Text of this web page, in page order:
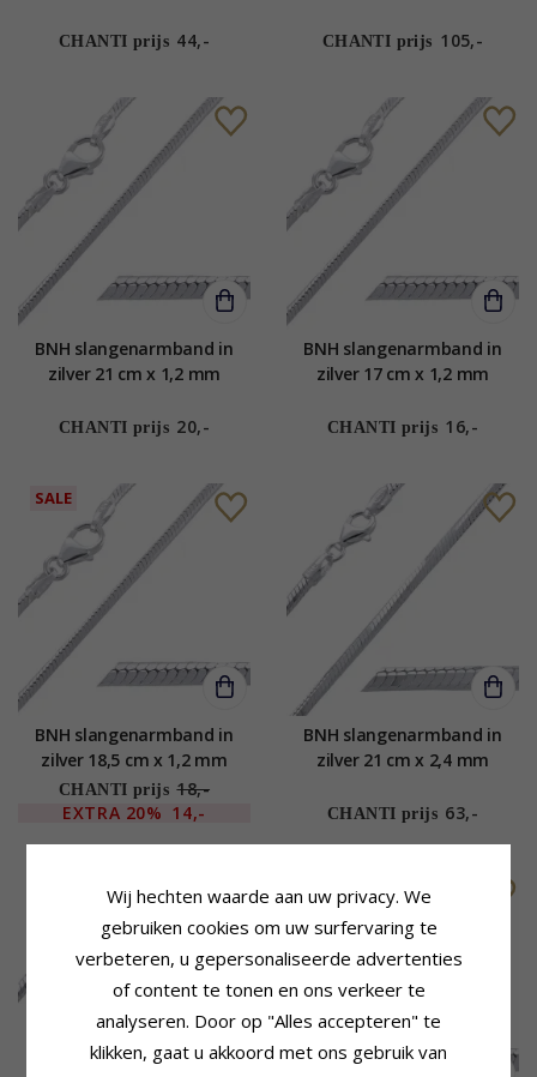
CHANTI prijs 44,- CHANTI prijs 105,-
BNH slangenarmband in
zilver 21 cm x 1,2 mm
CHANTI prijs 20,-
BNH slangenarmband in
zilver 17 cm x 1,2 mm
CHANTI prijs 16,-
SALE
BNH slangenarmband in
zilver 18,5 cm x 1,2 mm
CHANTI prijs 18,-
EXTRA 20% 14,-
BNH slangenarmband in
zilver 21 cm x 2,4 mm
CHANTI prijs 63,-
Wij hechten waarde aan uw privacy. We
gebruiken cookies om uw surfervaring te
verbeteren, u gepersonaliseerde advertenties
of content te tonen en ons verkeer te
analyseren. Door op "Alles accepteren" te
klikken, gaat u akkoord met ons gebruik van